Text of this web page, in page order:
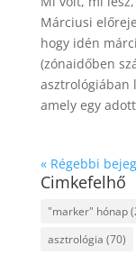
Márciusi
hogy idén
(zónaidőben
asztrológiában
amely egy
« Régebbi
Cimkefelhő
"marker" hónap
asztrológia (70)